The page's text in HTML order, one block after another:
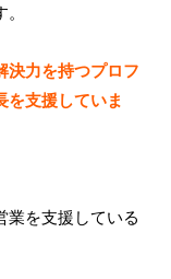
決力を持つプロフ
を支援していま
業を支援している